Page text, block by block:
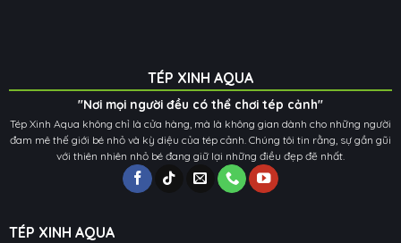
TÉP XINH AQUA
"Nơi mọi người đều có thể chơi tép cảnh"
Tép Xinh Aqua không chỉ là cửa hàng, mà là không gian dành cho những người
đam mê thế giới bé nhỏ và kỳ diệu của tép cảnh. Chúng tôi tin rằng, sự gần gũi
với thiên nhiên nhỏ bé đang giữ lại những điều đẹp đẽ nhất.
TÉP XINH AQUA